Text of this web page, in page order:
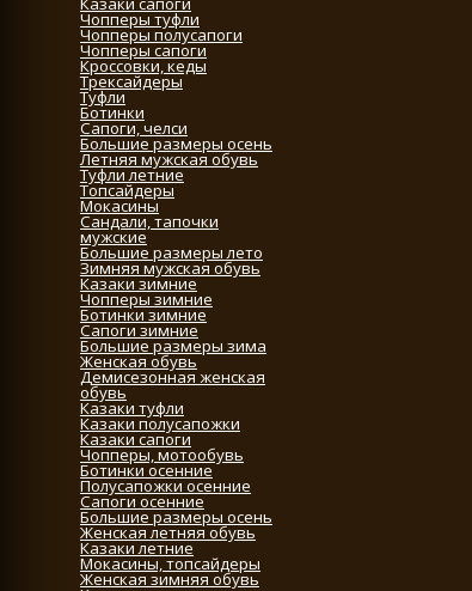
Чопперы туфли
Чопперы полусапоги
Чопперы сапоги
Кроссовки, кеды
Трексайдеры
Туфли
Ботинки
Сапоги, челси
Большие размеры осень
Летняя мужская обувь
Туфли летние
Топсайдеры
Мокасины
Сандали, тапочки
мужские
Большие размеры лето
Зимняя мужская обувь
Казаки зимние
Чопперы зимние
Ботинки зимние
Сапоги зимние
Большие размеры зима
Женская обувь
Демисезонная женская
обувь
Казаки туфли
Казаки полусапожки
Казаки сапоги
Чопперы, мотообувь
Ботинки осенние
Полусапожки осенние
Сапоги осенние
Большие размеры осень
Женская летняя обувь
Казаки летние
Мокасины, топсайдеры
Женская зимняя обувь